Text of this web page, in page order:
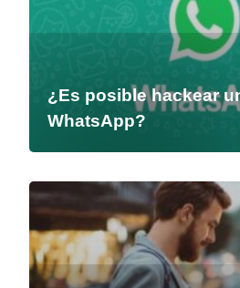
¿Es posible hackear
WhatsApp?